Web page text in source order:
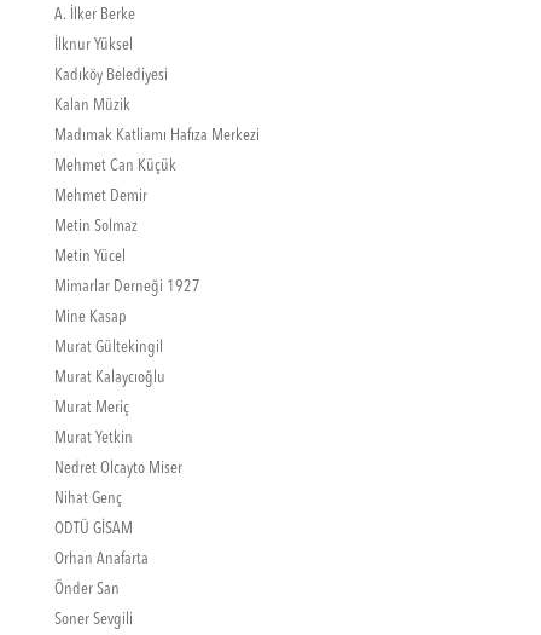
A. İlker Berke
İlknur Yüksel
Kadıköy Belediyesi
Kalan Müzik
Madımak Katliamı Hafıza Merkezi
Mehmet Can Küçük
Mehmet Demir
Metin Solmaz
Metin Yücel
Mimarlar Derneği 1927
Mine Kasap
Murat Gültekingil
Murat Kalaycıoğlu
Murat Meriç
Murat Yetkin
Nedret Olcayto Miser
Nihat Genç
ODTÜ GİSAM
Orhan Anafarta
Önder San
Soner Sevgili